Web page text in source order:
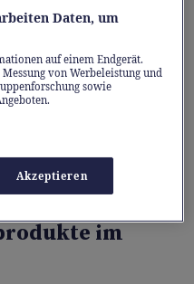
Dazu kommen
Stoffwechsel
Rolle für die
Proteine in
den
den Körper fit zu
im
Daten, um
auf einem Endgerät.
von Werbeleistung und
sowie
Akzeptieren